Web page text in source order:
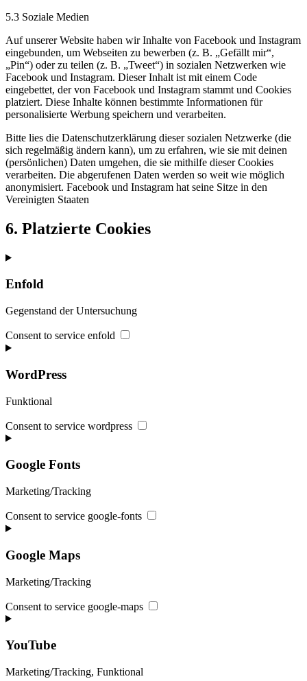
5.3 Soziale Medien
Auf unserer Website haben wir Inhalte von Facebook und Instagram
eingebunden, um Webseiten zu bewerben (z. B. „Gefällt mir“,
„Pin“) oder zu teilen (z. B. „Tweet“) in sozialen Netzwerken wie
Facebook und Instagram. Dieser Inhalt ist mit einem Code
eingebettet, der von Facebook und Instagram stammt und Cookies
platziert. Diese Inhalte können bestimmte Informationen für
personalisierte Werbung speichern und verarbeiten.
Bitte lies die Datenschutzerklärung dieser sozialen Netzwerke (die
sich regelmäßig ändern kann), um zu erfahren, wie sie mit deinen
(persönlichen) Daten umgehen, die sie mithilfe dieser Cookies
verarbeiten. Die abgerufenen Daten werden so weit wie möglich
anonymisiert. Facebook und Instagram hat seine Sitze in den
Vereinigten Staaten
6. Platzierte Cookies
Enfold
Gegenstand der Untersuchung
Consent to service enfold
WordPress
Funktional
Consent to service wordpress
Google Fonts
Marketing/Tracking
Consent to service google-fonts
Google Maps
Marketing/Tracking
Consent to service google-maps
YouTube
Marketing/Tracking, Funktional